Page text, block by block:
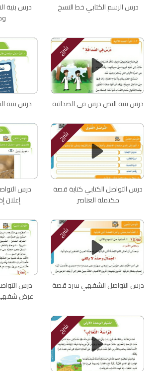
درس الرسم الكتابي خط النسخ
درس بنية
شرح
درس بنية النص درس في الصداقة درس بنية
شرح
درس التواصل الكتابي كتابة قصة
مكتملة العناصر
درس
إعلان
شرح
درس التواصل الشفهي سرد قصة
درس
عرض شفهي
شرح